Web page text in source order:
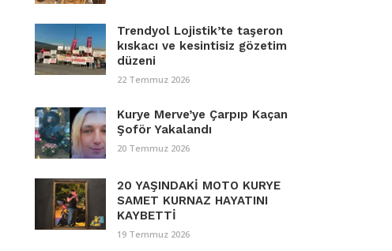
Trendyol Lojistik’te taşeron
kıskacı ve kesintisiz gözetim
düzeni
22 Temmuz 2026
Kurye Merve’ye Çarpıp Kaçan
Şoför Yakalandı
20 Temmuz 2026
20 YAŞINDAKİ MOTO KURYE
SAMET KURNAZ HAYATINI
KAYBETTİ
19 Temmuz 2026